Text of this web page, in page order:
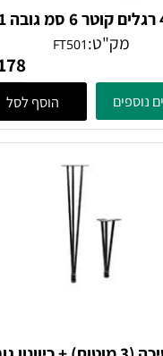
מק"ט:FT501
₪178
הוסף לסל